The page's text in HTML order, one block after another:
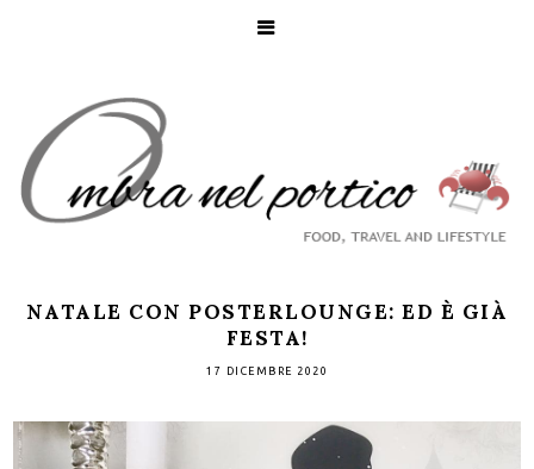
NATALE CON POSTERLOUNGE: ED È GIÀ
FESTA!
17 DICEMBRE 2020